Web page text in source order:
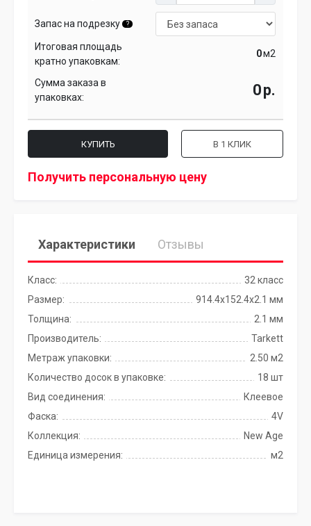
Запас на подрезку ?
Итоговая площадь
кратно упаковкам:
м2
Сумма заказа в
упаковках:
р.
КУПИТЬ В 1 КЛИК
Получить персональную цену
Характеристики Отзывы
Класс:
32 класс
Размер:
914.4x152.4х2.1 мм
Толщина:
2.1 мм
Производитель:
Tarkett
Метраж упаковки:
2.50 м2
Количество досок в упаковке:
18 шт
Вид соединения:
Клеевое
Фаска:
4V
Коллекция:
New Age
Единица измерения:
м2